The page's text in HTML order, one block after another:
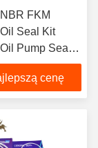
FKM
Seal Kit
Pump Seal
cenę